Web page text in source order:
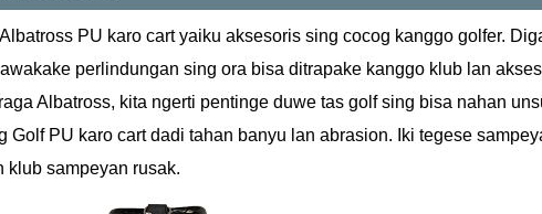
PU karo cart yaiku aksesoris sing cocog kanggo golfer.
perlindungan sing ora bisa ditrapake kanggo klub lan
Albatross, kita ngerti pentinge duwe tas golf sing bisa nahan
Golf PU karo cart dadi tahan banyu lan abrasion. Iki tegese
klub sampeyan rusak.